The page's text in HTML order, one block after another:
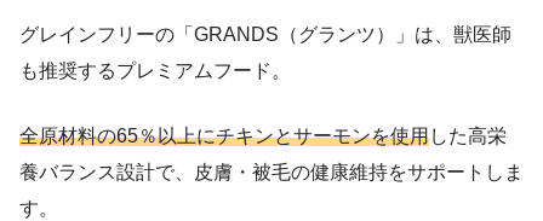
グレインフリーの「GRANDS（グランツ）」は、獣医師
も推奨するプレミアムフード。
全原材料の65％以上にチキンとサーモンを使用した高栄
養バランス設計で、皮膚・被毛の健康維持をサポートしま
す。